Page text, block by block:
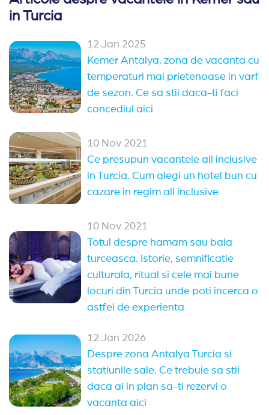
in Turcia
12 Jan 2025
Kemer Antalya, zona de vacanta cu
temperaturi mai prietenoase in varf
de sezon. Ce sa stii daca-ti faci
concediul aici
10 Nov 2021
Ce presupun vacantele all inclusive
in Turcia. Cum alegi un hotel bun cu
cazare in regim all inclusive
10 Nov 2021
Totul despre hamam sau baia
turceasca. Istorie, semnificatie
culturala, ritual si cele mai bune
locuri din Turcia unde poti incerca o
astfel de experienta
12 Jan 2026
Despre zona Antalya Turcia si
statiunile sale. Ce trebuie sa stii
daca ai in plan sa-ti rezervi o
vacanta aici